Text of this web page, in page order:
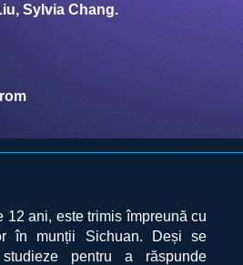
Sylvia Chang.
12 ani, este trimis împreună cu
în munții Sichuan. Deși se
pentru a răspunde